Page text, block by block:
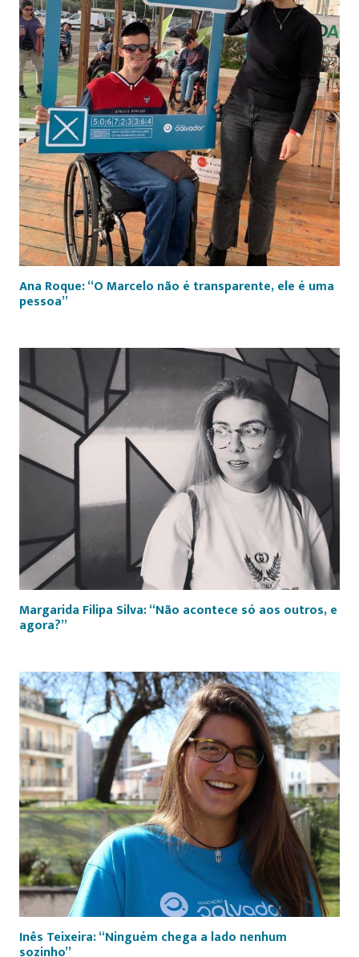
Ana Roque: “O Marcelo não é transparente, ele é uma
pessoa”
Margarida Filipa Silva: “Não acontece só aos outros, e
agora?”
Inês Teixeira: “Ninguém chega a lado nenhum
sozinho”